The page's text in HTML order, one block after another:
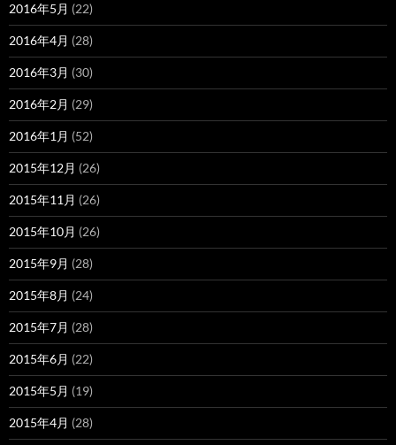
2016年5月 (22)
2016年4月 (28)
2016年3月 (30)
2016年2月 (29)
2016年1月 (52)
2015年12月 (26)
2015年11月 (26)
2015年10月 (26)
2015年9月 (28)
2015年8月 (24)
2015年7月 (28)
2015年6月 (22)
2015年5月 (19)
2015年4月 (28)